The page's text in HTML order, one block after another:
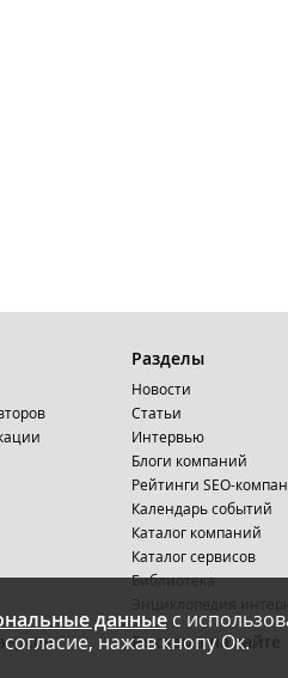
данныес
нажав кнопу Ок.
Разделы
Новости
Статьи
Интервью
Блоги компаний
Рейтинги SEO-
Календарь событий
Каталог компаний
Каталог сервисов
Библиотека
Реклама на сайте